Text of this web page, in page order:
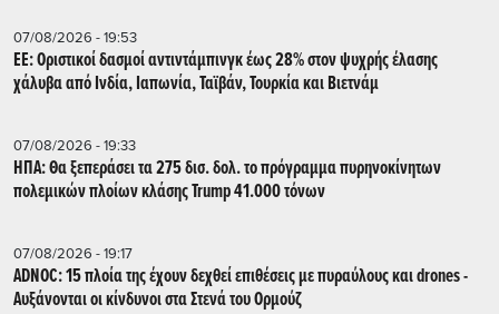
07/08/2026 - 19:53
ΕΕ: Οριστικοί δασμοί αντιντάμπινγκ έως 28% στον ψυχρής έλασης
χάλυβα από Ινδία, Ιαπωνία, Ταϊβάν, Τουρκία και Βιετνάμ
07/08/2026 - 19:33
ΗΠΑ: Θα ξεπεράσει τα 275 δισ. δολ. το πρόγραμμα πυρηνοκίνητων
πολεμικών πλοίων κλάσης Trump 41.000 τόνων
07/08/2026 - 19:17
ADNOC: 15 πλοία της έχουν δεχθεί επιθέσεις με πυραύλους και drones -
Aυξάνονται οι κίνδυνοι στα Στενά του Ορμούζ